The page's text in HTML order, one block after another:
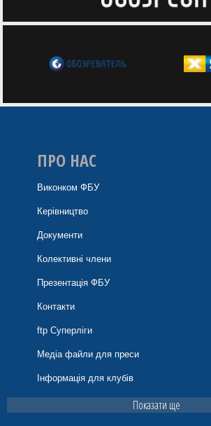
ПРО НАС
Виконком ФБУ
Керівництво
Документи
Колективні члени
Презентація ФБУ
Контакти
ftp Суперліги
Медіа файли для преси
Інформація для клубів
Показати ще